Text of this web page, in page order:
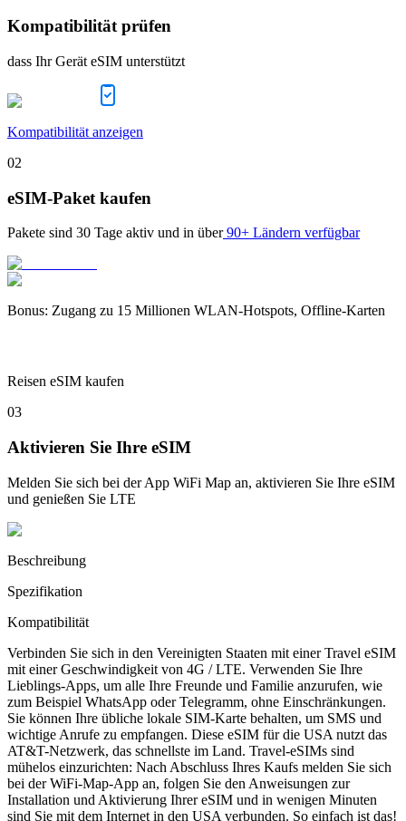
Kompatibilität prüfen
dass Ihr Gerät eSIM unterstützt
Kompatibilität anzeigen
02
eSIM-Paket kaufen
Pakete sind 30 Tage aktiv und in über 90+ Ländern verfügbar
Bonus: Zugang zu 15 Millionen WLAN-Hotspots, Offline-Karten
Reisen eSIM kaufen
03
Aktivieren Sie Ihre eSIM
Melden Sie sich bei der App WiFi Map an, aktivieren Sie Ihre eSIM
und genießen Sie LTE
Beschreibung
Spezifikation
Kompatibilität
Verbinden Sie sich in den Vereinigten Staaten mit einer Travel eSIM
mit einer Geschwindigkeit von 4G / LTE. Verwenden Sie Ihre
Lieblings-Apps, um alle Ihre Freunde und Familie anzurufen, wie
zum Beispiel WhatsApp oder Telegramm, ohne Einschränkungen.
Sie können Ihre übliche lokale SIM-Karte behalten, um SMS und
wichtige Anrufe zu empfangen. Diese eSIM für die USA nutzt das
AT&T-Netzwerk, das schnellste im Land. Travel-eSIMs sind
mühelos einzurichten: Nach Abschluss Ihres Kaufs melden Sie sich
bei der WiFi-Map-App an, folgen Sie den Anweisungen zur
Installation und Aktivierung Ihrer eSIM und in wenigen Minuten
sind Sie mit dem Internet in den USA verbunden. So einfach ist das!